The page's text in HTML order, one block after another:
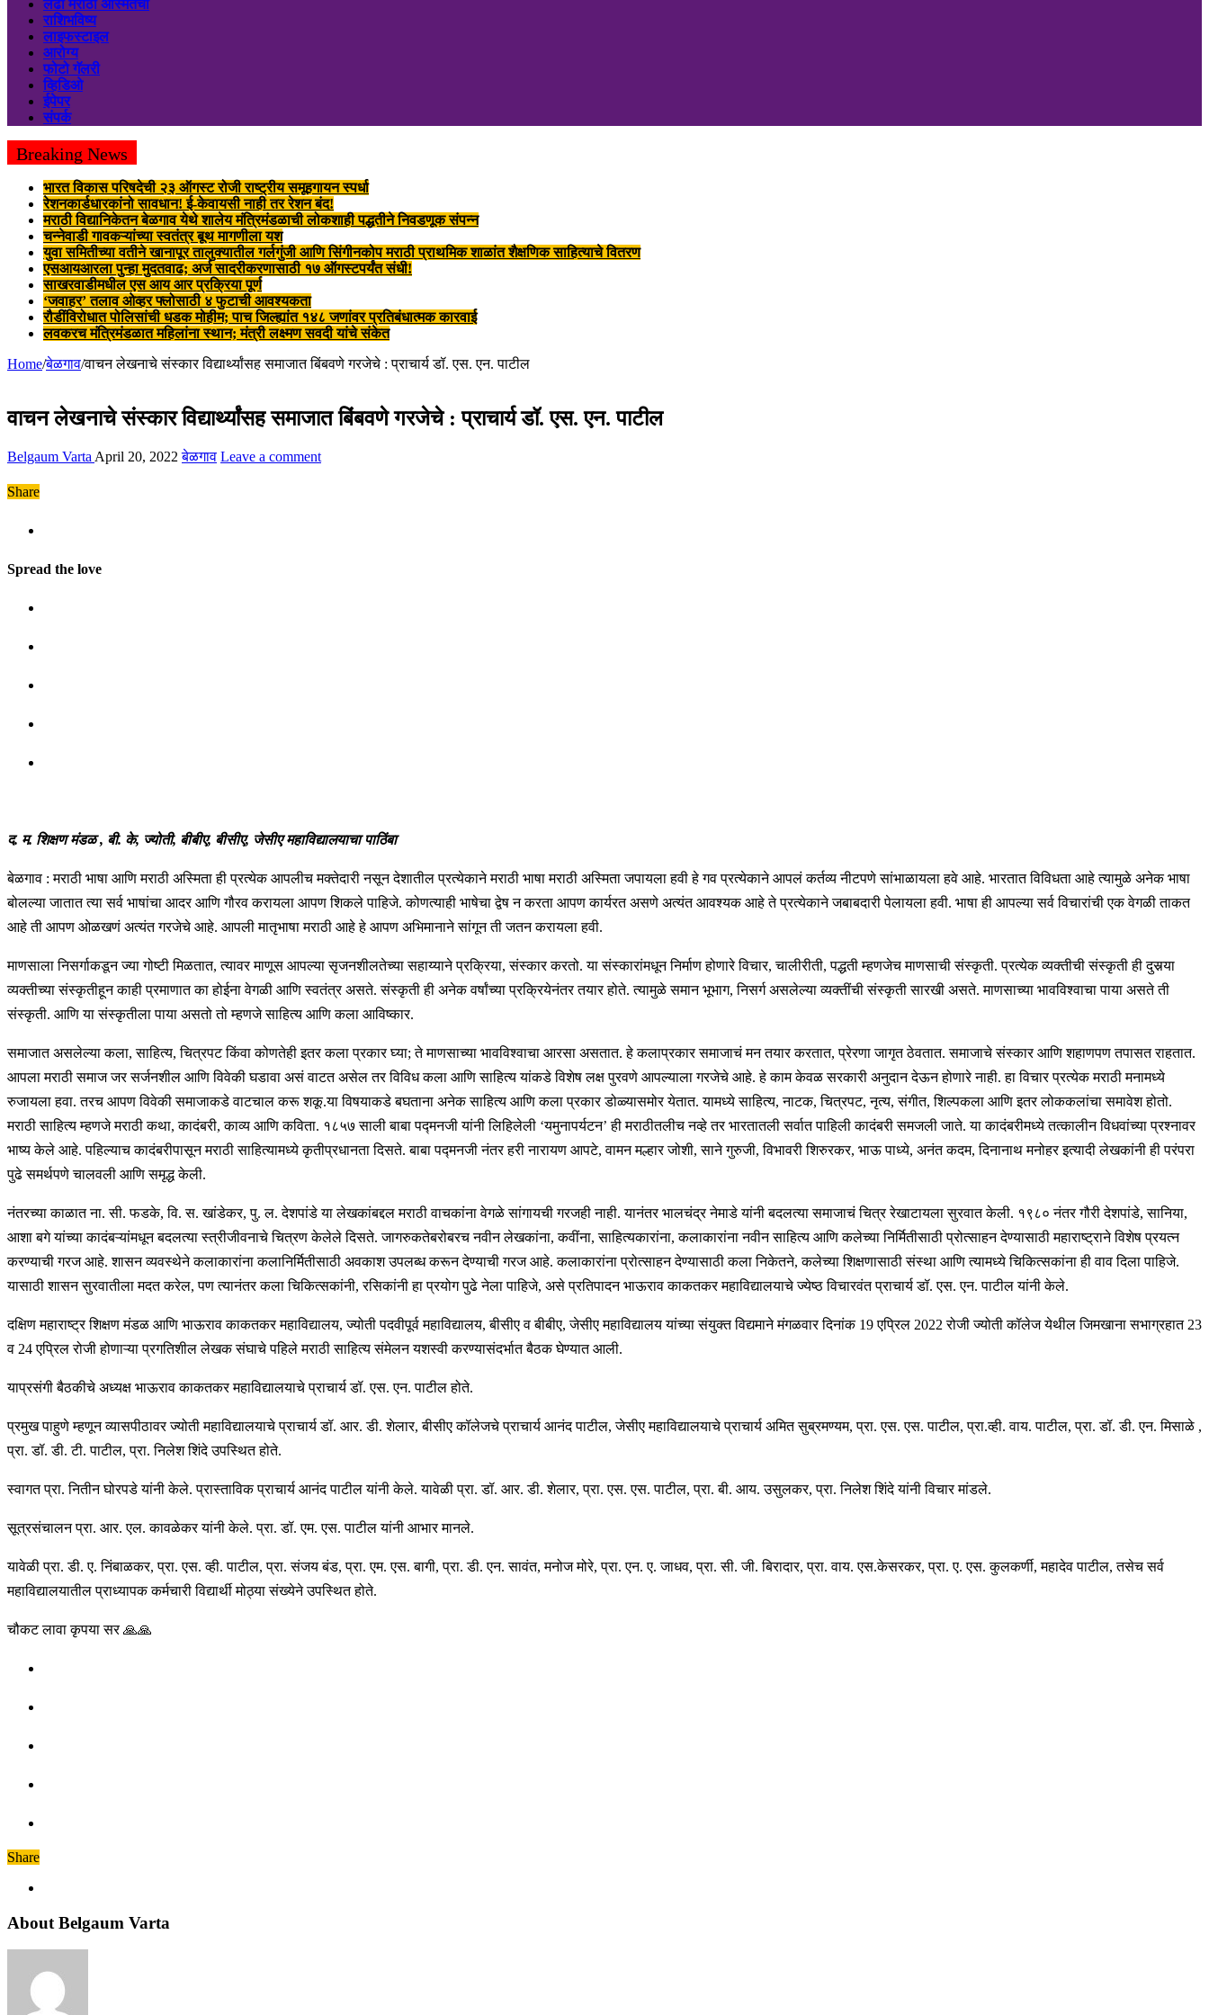
लढा मराठी अस्मितेचा
राशिभविष्य
लाइफस्टाइल
आरोग्य
फोटो गॅलरी
व्हिडिओ
ईपेपर
संपर्क
Breaking News
भारत विकास परिषदेची २३ ऑगस्ट रोजी राष्ट्रीय समूहगायन स्पर्धा
रेशनकार्डधारकांनो सावधान! ई-केवायसी नाही तर रेशन बंद!
मराठी विद्यानिकेतन बेळगाव येथे शालेय मंत्रिमंडळाची लोकशाही पद्धतीने निवडणूक संपन्न
चन्नेवाडी गावकऱ्यांच्या स्वतंत्र बूथ मागणीला यश
युवा समितीच्या वतीने खानापूर तालुक्यातील गर्लगुंजी आणि सिंगीनकोप मराठी प्राथमिक शाळांत शैक्षणिक साहित्याचे वितरण
एसआयआरला पुन्हा मुदतवाढ; अर्ज सादरीकरणासाठी १७ ऑगस्टपर्यंत संधी!
साखरवाडीमधील एस आय आर प्रक्रिया पूर्ण
‘जवाहर’ तलाव ओव्हर फ्लोसाठी ४ फुटाची आवश्यकता
रौडींविरोधात पोलिसांची धडक मोहीम; पाच जिल्ह्यांत १४८ जणांवर प्रतिबंधात्मक कारवाई
लवकरच मंत्रिमंडळात महिलांना स्थान; मंत्री लक्ष्मण सवदी यांचे संकेत
Home/बेळगाव/वाचन लेखनाचे संस्कार विद्यार्थ्यांसह समाजात बिंबवणे गरजेचे : प्राचार्य डॉ. एस. एन. पाटील
वाचन लेखनाचे संस्कार विद्यार्थ्यांसह समाजात बिंबवणे गरजेचे : प्राचार्य डॉ. एस. एन. पाटील
Belgaum Varta April 20, 2022 बेळगाव Leave a comment
Share
Spread the love
द. म. शिक्षण मंडळ , बी. के, ज्योती, बीबीए, बीसीए, जेसीए महाविद्यालयाचा पाठिंबा
बेळगाव : मराठी भाषा आणि मराठी अस्मिता ही प्रत्येक आपलीच मक्तेदारी नसून देशातील प्रत्येकाने मराठी भाषा मराठी अस्मिता जपायला हवी हे गव प्रत्येकाने आपलं कर्तव्य नीटपणे सांभाळायला हवे आहे. भारतात विविधता आहे त्यामुळे अनेक भाषा
बोलल्या जातात त्या सर्व भाषांचा आदर आणि गौरव करायला आपण शिकले पाहिजे. कोणत्याही भाषेचा द्वेष न करता आपण कार्यरत असणे अत्यंत आवश्यक आहे ते प्रत्येकाने जबाबदारी पेलायला हवी. भाषा ही आपल्या सर्व विचारांची एक वेगळी ताकत
आहे ती आपण ओळखणं अत्यंत गरजेचे आहे. आपली मातृभाषा मराठी आहे हे आपण अभिमानाने सांगून ती जतन करायला हवी.
माणसाला निसर्गाकडून ज्या गोष्टी मिळतात, त्यावर माणूस आपल्या सृजनशीलतेच्या सहाय्याने प्रक्रिया, संस्कार करतो. या संस्कारांमधून निर्माण होणारे विचार, चालीरीती, पद्धती म्हणजेच माणसाची संस्कृती. प्रत्‍येक व्‍यक्‍तीची संस्‍कृती ही दुसर्‍या
व्‍यक्‍तीच्‍या संस्‍कृतीहून काही प्रमाणात का होईना वेगळी आणि स्‍वतंत्र असते. संस्कृती ही अनेक वर्षांच्या प्रक्रियेनंतर तयार होते. त्यामुळे समान भूभाग, निसर्ग असलेल्या व्यक्तींची संस्कृती सारखी असते. माणसाच्या भावविश्वाचा पाया असते ती
संस्कृती. आणि या संस्कृतीला पाया असतो तो म्हणजे साहित्य आणि कला आविष्कार.
समाजात असलेल्या कला, साहित्य, चित्रपट किंवा कोणतेही इतर कला प्रकार घ्या; ते माणसाच्या भावविश्वाचा आरसा असतात. हे कलाप्रकार समाजाचं मन तयार करतात, प्रेरणा जागृत ठेवतात. समाजाचे संस्कार आणि शहाणपण तपासत राहतात.
आपला मराठी समाज जर सर्जनशील आणि विवेकी घडावा असं वाटत असेल तर विविध कला आणि साहित्य यांकडे विशेष लक्ष पुरवणे आपल्याला गरजेचे आहे. हे काम केवळ सरकारी अनुदान देऊन होणारे नाही. हा विचार प्रत्येक मराठी मनामध्ये
रुजायला हवा. तरच आपण विवेकी समाजाकडे वाटचाल करू शकू.या विषयाकडे बघताना अनेक साहित्य आणि कला प्रकार डोळ्यासमोर येतात. यामध्ये साहित्य, नाटक, चित्रपट, नृत्य, संगीत, शिल्पकला आणि इतर लोककलांचा समावेश होतो.
मराठी साहित्य म्हणजे मराठी कथा, कादंबरी, काव्य आणि कविता. १८५७ साली बाबा पद्मनजी यांनी लिहिलेली ‘यमुनापर्यटन’ ही मराठीतलीच नव्हे तर भारतातली सर्वात पाहिली कादंबरी समजली जाते. या कादंबरीमध्ये तत्कालीन विधवांच्या प्रश्नावर
भाष्य केले आहे. पहिल्याच कादंबरीपासून मराठी साहित्यामध्ये कृतीप्रधानता दिसते. बाबा पद्मनजी नंतर हरी नारायण आपटे, वामन मल्हार जोशी, साने गुरुजी, विभावरी शिरुरकर, भाऊ पाध्ये, अनंत कदम, दिनानाथ मनोहर इत्यादी लेखकांनी ही परंपरा
पुढे समर्थपणे चालवली आणि समृद्ध केली.
नंतरच्या काळात ना. सी. फडके, वि. स. खांडेकर, पु. ल. देशपांडे या लेखकांबद्दल मराठी वाचकांना वेगळे सांगायची गरजही नाही. यानंतर भालचंद्र नेमाडे यांनी बदलत्या समाजाचं चित्र रेखाटायला सुरवात केली. १९८० नंतर गौरी देशपांडे, सानिया,
आशा बगे यांच्या कादंबऱ्यांमधून बदलत्या स्त्रीजीवनाचे चित्रण केलेले दिसते. जागरुकतेबरोबरच नवीन लेखकांना, कवींना, साहित्यकारांना, कलाकारांना नवीन साहित्य आणि कलेच्या निर्मितीसाठी प्रोत्साहन देण्यासाठी महाराष्ट्राने विशेष प्रयत्न
करण्याची गरज आहे. शासन व्यवस्थेने कलाकारांना कलानिर्मितीसाठी अवकाश उपलब्ध करून देण्याची गरज आहे. कलाकारांना प्रोत्साहन देण्यासाठी कला निकेतने, कलेच्या शिक्षणासाठी संस्था आणि त्यामध्ये चिकित्सकांना ही वाव दिला पाहिजे.
यासाठी शासन सुरवातीला मदत करेल, पण त्यानंतर कला चिकित्सकांनी, रसिकांनी हा प्रयोग पुढे नेला पाहिजे, असे प्रतिपादन भाऊराव काकतकर महाविद्यालयाचे ज्येष्ठ विचारवंत प्राचार्य डॉ. एस. एन. पाटील यांनी केले.
दक्षिण महाराष्ट्र शिक्षण मंडळ आणि भाऊराव काकतकर महाविद्यालय, ज्योती पदवीपूर्व महाविद्यालय, बीसीए व बीबीए, जेसीए महाविद्यालय यांच्या संयुक्त विद्यमाने मंगळवार दिनांक 19 एप्रिल 2022 रोजी ज्योती कॉलेज येथील जिमखाना सभाग्रहात 23
व 24 एप्रिल रोजी होणाऱ्या प्रगतिशील लेखक संघाचे पहिले मराठी साहित्य संमेलन यशस्वी करण्यासंदर्भात बैठक घेण्यात आली.
याप्रसंगी बैठकीचे अध्यक्ष भाऊराव काकतकर महाविद्यालयाचे प्राचार्य डॉ. एस. एन. पाटील होते.
प्रमुख पाहुणे म्हणून व्यासपीठावर ज्योती महाविद्यालयाचे प्राचार्य डॉ. आर. डी. शेलार, बीसीए कॉलेजचे प्राचार्य आनंद पाटील, जेसीए महाविद्यालयाचे प्राचार्य अमित सुब्रमण्यम, प्रा. एस. एस. पाटील, प्रा.व्ही. वाय. पाटील, प्रा. डॉ. डी. एन. मिसाळे ,
प्रा. डॉ. डी. टी. पाटील, प्रा. निलेश शिंदे उपस्थित होते.
स्वागत प्रा. नितीन घोरपडे यांनी केले. प्रास्ताविक प्राचार्य आनंद पाटील यांनी केले. यावेळी प्रा. डॉ. आर. डी. शेलार, प्रा. एस. एस. पाटील, प्रा. बी. आय. उसुलकर, प्रा. निलेश शिंदे यांनी विचार मांडले.
सूत्रसंचालन प्रा. आर. एल. कावळेकर यांनी केले. प्रा. डॉ. एम. एस. पाटील यांनी आभार मानले.
यावेळी प्रा. डी. ए. निंबाळकर, प्रा. एस. व्ही. पाटील, प्रा. संजय बंड, प्रा. एम. एस. बागी, प्रा. डी. एन. सावंत, मनोज मोरे, प्रा. एन. ए. जाधव, प्रा. सी. जी. बिरादार, प्रा. वाय. एस.केसरकर, प्रा. ए. एस. कुलकर्णी, महादेव पाटील, तसेच सर्व
महाविद्यालयातील प्राध्यापक कर्मचारी विद्यार्थी मोठ्या संख्येने उपस्थित होते.
चौकट लावा कृपया सर 🙏🙏
Share
About Belgaum Varta